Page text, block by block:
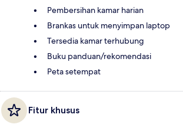
Pembersihan kamar harian
Brankas untuk menyimpan laptop
Tersedia kamar terhubung
Buku panduan/rekomendasi
Peta setempat
Fitur khusus